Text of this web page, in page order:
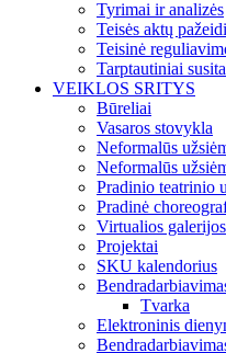
Tyrimai ir analizės
Teisės aktų
Teisinė
Tarptautiniai
VEIKLOS SRITYS
Būreliai
Vasaros stovykla
Neformalūs
Neformalūs
Pradinio teatrinio
Pradinė
Virtualios galerijos
Projektai
SKU kalendorius
Tvarka
Elektroninis